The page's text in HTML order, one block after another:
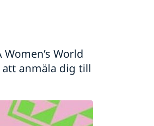
World
att anmäla dig till